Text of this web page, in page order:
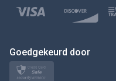
Polski
日本
Goedgekeurd door